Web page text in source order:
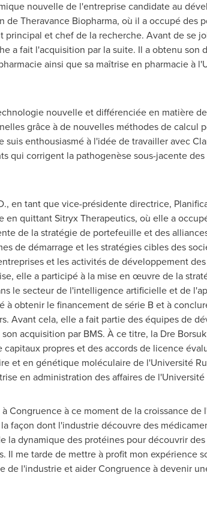
nouvelle de l'entreprise candidate au
de Theravance Biopharma, où il a occupé des
et chef de la recherche. Avant de se
a fait l'acquisition par la suite. Il a obtenu son
ainsi que sa maîtrise en pharmacie à
nouvelle et différenciée en matière
grâce à de nouvelles méthodes de calcul
enthousiasmé à l'idée de travailler avec
qui corrigent la pathogenèse sous-jacente des
en tant que vice-présidente directrice,
en quittant Sitryx Therapeutics, où elle a
de la stratégie de portefeuille et des
de démarrage et les stratégies cibles des
et les activités de développement
elle a participé à la mise en œuvre de la
le secteur de l'intelligence artificielle et de
obtenir le financement de série B et à
Avant cela, elle a fait partie des équipes de
acquisition par BMS. À ce titre, la Dre
propres et des accords de licence
et en génétique moléculaire de l'Université
en administration des affaires de l'Université
Congruence à ce moment de la croissance de
façon dont l'industrie découvre des
dynamique des protéines pour découvrir
me tarde de mettre à profit mon expérience
de l'industrie et aider Congruence à devenir